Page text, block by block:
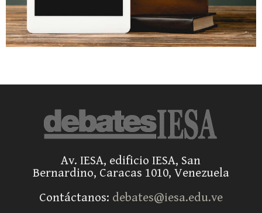
Av. IESA, edificio IESA, San
Bernardino, Caracas 1010, Venezuela
Contáctanos: debates@iesa.edu.ve